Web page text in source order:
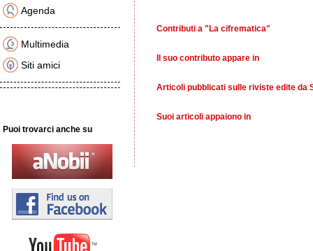
Agenda
Multimedia
Siti amici
Puoi trovarci anche su
Contributi a "La cifrematica"
Il suo contributo appare in
Articoli pubblicati sulle riviste edite da
Suoi articoli appaiono in